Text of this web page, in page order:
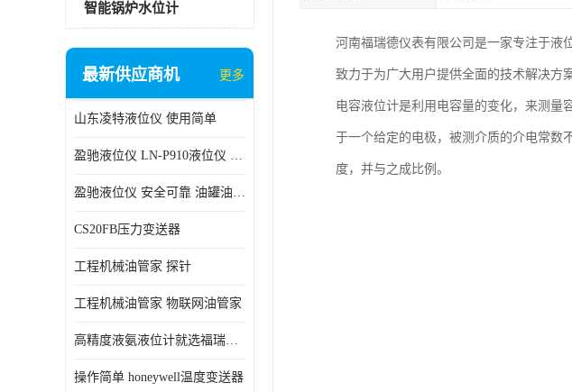
智能锅炉水位计
最新供应商机 更多
山东凌特液位仪 使用简单
盈驰液位仪 LN-P910液位仪 安全可靠
盈驰液位仪 安全可靠 油罐油位检测
CS20FB压力变送器
工程机械油管家 探针
工程机械油管家 物联网油管家
高精度液氨液位计就选福瑞德仪表
操作简单 honeywell温度变送器
河南福瑞德仪表有限公司是一家专注于液
致力于为广大用户提供全面的技术解决方案
电容液位计是利用电容量的变化，来测量
于一个给定的电极，被测介质的介电常数
度，并与之成比例。